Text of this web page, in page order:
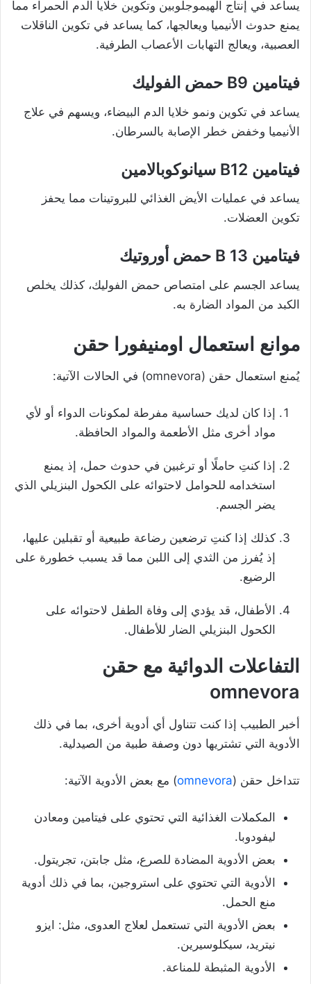
يساعد في إنتاج الهيموجلوبين وتكوين خلايا الدم الحمراء مما
يمنع حدوث الأنيميا ويعالجها، كما يساعد في تكوين الناقلات
العصبية، ويعالج التهابات الأعصاب الطرفية.
فيتامين B9 حمض الفوليك
يساعد في تكوين ونمو خلايا الدم البيضاء، ويسهم في علاج
الأنيميا وخفض خطر الإصابة بالسرطان.
فيتامين B12 سيانوكوبالامين
يساعد في عمليات الأيض الغذائي للبروتينات مما يحفز
تكوين العضلات.
فيتامين B 13 حمض أوروتيك
يساعد الجسم على امتصاص حمض الفوليك، كذلك يخلص
الكبد من المواد الضارة به.
موانع استعمال اومنيفورا حقن
يُمنع استعمال حقن (omnevora) في الحالات الآتية:
إذا كان لديك حساسية مفرطة لمكونات الدواء أو لأي
مواد أخرى مثل الأطعمة والمواد الحافظة.
إذا كنتِ حاملًا أو ترغبين في حدوث حمل، إذ يمنع
استخدامه للحوامل لاحتوائه على الكحول البنزيلي الذي
يضر الجسم.
كذلك إذا كنتِ ترضعين رضاعة طبيعية أو تقبلين عليها،
إذ يُفرز من الثدي إلى اللبن مما قد يسبب خطورة على
الرضيع.
الأطفال، قد يؤدي إلى وفاة الطفل لاحتوائه على
الكحول البنزيلي الضار للأطفال.
التفاعلات الدوائية مع حقن
omnevora
أخبر الطبيب إذا كنت تتناول أي أدوية أخرى، بما في ذلك
الأدوية التي تشتريها دون وصفة طبية من الصيدلية.
تتداخل حقن (omnevora) مع بعض الأدوية الآتية:
المكملات الغذائية التي تحتوي على فيتامين ومعادن
ليفودوبا.
بعض الأدوية المضادة للصرع، مثل جابتن، تجريتول.
الأدوية التي تحتوي على استروجين، بما في ذلك أدوية
منع الحمل.
بعض الأدوية التي تستعمل لعلاج العدوى، مثل: ايزو
نيتريد، سيكلوسيرين.
الأدوية المثبطة للمناعة.